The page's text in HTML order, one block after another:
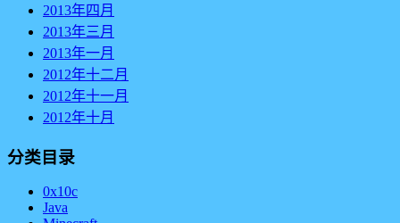
2013年四月
2013年三月
2013年一月
2012年十二月
2012年十一月
2012年十月
分类目录
0x10c
Java